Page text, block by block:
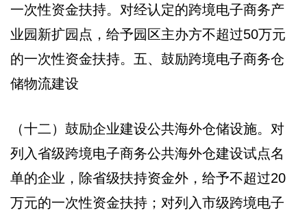
一次性资金扶持。对经认定的跨境电子商务产
业园新扩园点，给予园区主办方不超过50万元
的一次性资金扶持。五、鼓励跨境电子商务仓
储物流建设
（十二）鼓励企业建设公共海外仓储设施。对
列入省级跨境电子商务公共海外仓建设试点名
单的企业，除省级扶持资金外，给予不超过20
万元的一次性资金扶持；对列入市级跨境电子